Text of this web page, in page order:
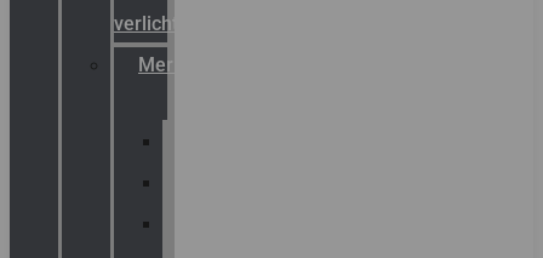
verlichting
Merken